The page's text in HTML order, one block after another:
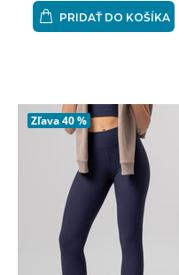
PRIDAŤ DO KOŠÍKA
Zľava40 %